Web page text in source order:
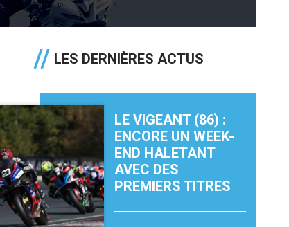
LES DERNIÈRES ACTUS
LE VIGEANT (86) :
ENCORE UN WEEK-
END HALETANT
AVEC DES
PREMIERS TITRES